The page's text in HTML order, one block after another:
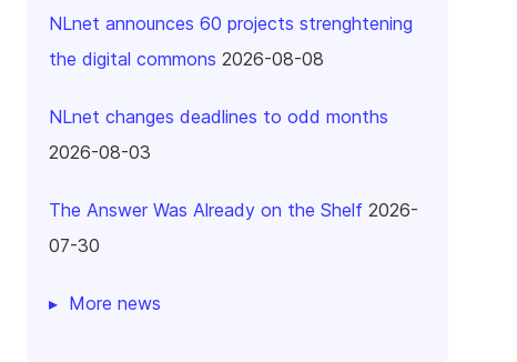
NLnet announces 60 projects strenghtening
the digital commons 2026-08-08
NLnet changes deadlines to odd months
2026-08-03
The Answer Was Already on the Shelf 2026-
07-30
More news